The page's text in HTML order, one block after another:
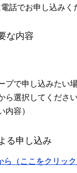
話でお申し込みく
な内容
プで申し込みたい場
ら選択してください
内容）
る申し込み
ら（ここをクリッ